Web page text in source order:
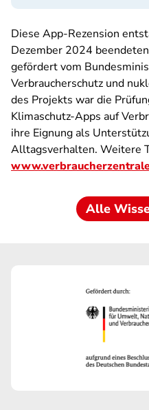
Diese App-Rezension
Dezember 2024
gefördert vom
Verbraucherschutz und
des Projekts war die
Klimaschutz-Apps auf
ihre Eignung als
Alltagsverhalten. Weitere
Alle